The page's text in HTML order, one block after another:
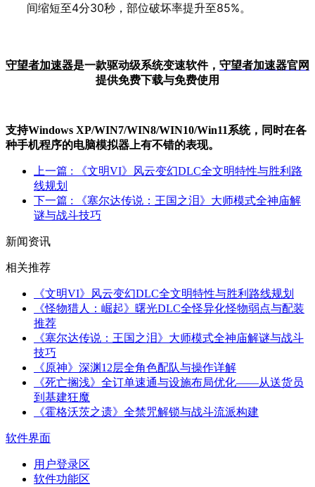
间缩短至4分30秒，部位破坏率提升至85%。
守望者加速器是一款驱动级系统变速软件， 守望者加速器官网
提供免费下载与免费使用
支持Windows XP/WIN7/WIN8/WIN10/Win11系统，同时在各
种手机程序的电脑模拟器上有不错的表现。
上一篇 : 《文明VI》风云变幻DLC全文明特性与胜利路
线规划
下一篇 : 《塞尔达传说：王国之泪》大师模式全神庙解
谜与战斗技巧
新闻资讯
相关推荐
《文明VI》风云变幻DLC全文明特性与胜利路线规划
《怪物猎人：崛起》曙光DLC全怪异化怪物弱点与配装
推荐
《塞尔达传说：王国之泪》大师模式全神庙解谜与战斗
技巧
《原神》深渊12层全角色配队与操作详解
《死亡搁浅》全订单速通与设施布局优化——从送货员
到基建狂魔
《霍格沃茨之遗》全禁咒解锁与战斗流派构建
软件界面
用户登录区
软件功能区